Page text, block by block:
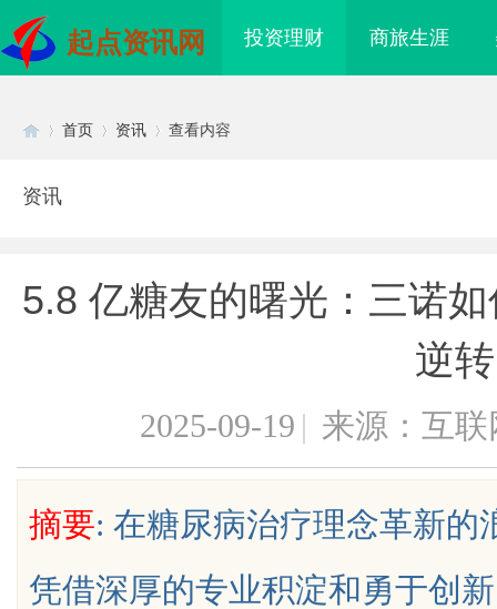
起点资讯网 投资理财 商旅生涯
首页 资讯 查看内容
资讯
5.8 亿糖友的曙光：三诺
逆
2025-09-19 | 来源：互联
摘要: 在糖尿病治疗理念革新的
凭借深厚的专业积淀和勇于创
你整张脸的点睛之
的气质加分项
新先锋